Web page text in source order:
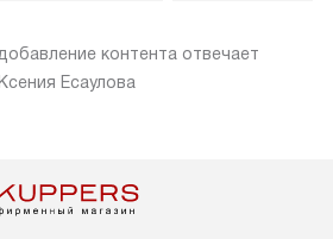
быть отправлен
трех дней.
наша
за пределы
контента отвечает
Есаулова